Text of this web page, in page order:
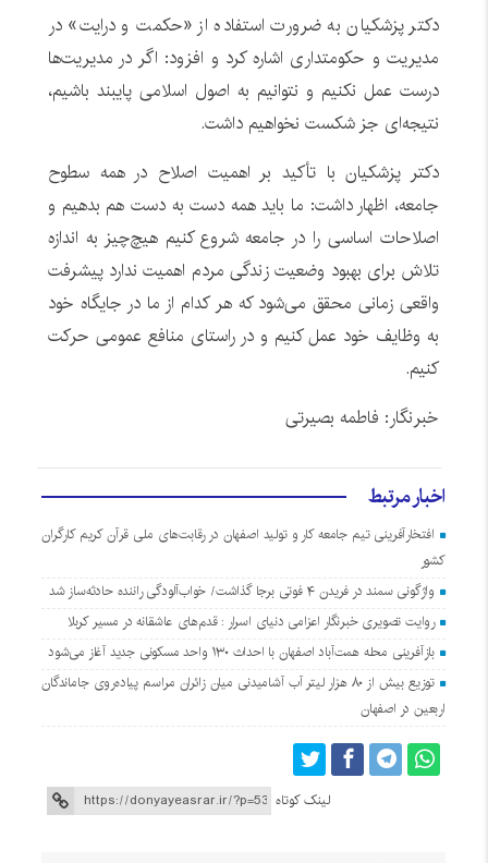
دکتر پزشکیان به ضرورت استفاده از «حکمت و درایت» در
مدیریت و حکومتداری اشاره کرد و افزود: اگر در مدیریت‌ها
درست عمل نکنیم و نتوانیم به اصول اسلامی پایبند باشیم،
نتیجه‌ای جز شکست نخواهیم داشت.
دکتر پزشکیان با تأکید بر اهمیت اصلاح در همه سطوح
جامعه، اظهار داشت: ما باید همه دست به دست هم بدهیم و
اصلاحات اساسی را در جامعه شروع کنیم هیچ‌چیز به اندازه
تلاش برای بهبود وضعیت زندگی مردم اهمیت ندارد پیشرفت
واقعی زمانی محقق می‌شود که هر کدام از ما در جایگاه خود
به وظایف خود عمل کنیم و در راستای منافع عمومی حرکت
کنیم.
خبرنگار: فاطمه بصیرتی
اخبار مرتبط
افتخارآفرینی تیم جامعه کار و تولید اصفهان در رقابت‌های ملی قرآن کریم کارگران
کشور
واژگونی سمند در فریدن ۴ فوتی برجا گذاشت/ خواب‌آلودگی راننده حادثه‌ساز شد
روایت تصویری خبرنگار اعزامی دنیای اسرار : قدم‌های عاشقانه در مسیر کربلا
بازآفرینی محله همت‌آباد اصفهان با احداث ۱۳۰ واحد مسکونی جدید آغاز می‌شود
توزیع بیش از ۸۰ هزار لیتر آب آشامیدنی میان زائران مراسم پیاده‌روی جاماندگان
اربعین در اصفهان
لینک کوتاه